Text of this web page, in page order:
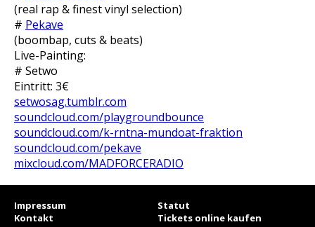
(real rap & finest vinyl selection)
# Pekave
(boombap, cuts & beats)
Live-Painting:
# Setwo
Eintritt: 3€
setwosag.tumblr.com
soundcloud.com/playgroundbounce
soundcloud.com/k-rntna-mundoat-fraktion
soundcloud.com/pekave
mixcloud.com/MADFORCERADIO
Impressum
Statut
Kontakt
Tickets online kaufen